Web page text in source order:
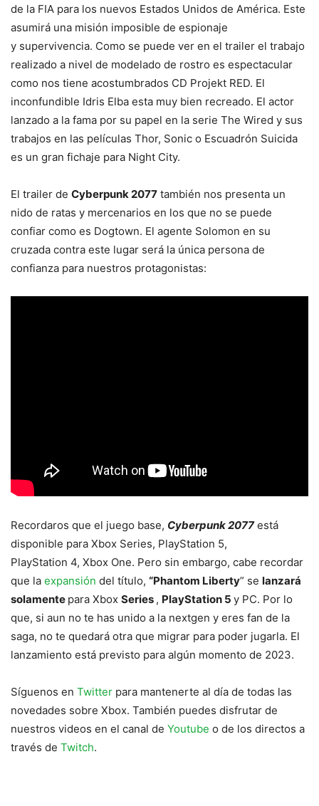
de la FIA para los nuevos Estados Unidos de América. Este
asumirá una misión imposible de espionaje
y supervivencia. Como se puede ver en el trailer el trabajo
realizado a nivel de modelado de rostro es espectacular
como nos tiene acostumbrados CD Projekt RED. El
inconfundible Idris Elba esta muy bien recreado. El actor
lanzado a la fama por su papel en la serie The Wired y sus
trabajos en las películas Thor, Sonic o Escuadrón Suicida
es un gran fichaje para Night City.
El trailer de Cyberpunk 2077 también nos presenta un
nido de ratas y mercenarios en los que no se puede
confiar como es Dogtown. El agente Solomon en su
cruzada contra este lugar será la única persona de
confianza para nuestros protagonistas:
Recordaros que el juego base, Cyberpunk 2077está
disponible para Xbox Series, PlayStation 5,
PlayStation 4, Xbox One. Pero sin embargo, cabe recordar
que la expansión del título, “Phantom Liberty” se lanzará
solamente para Xbox Series , PlayStation 5 y PC. Por lo
que, si aun no te has unido a la nextgen y eres fan de la
saga, no te quedará otra que migrar para poder jugarla. El
lanzamiento está previsto para algún momento de 2023.
Síguenos en Twitter para mantenerte al día de todas las
novedades sobre Xbox. También puedes disfrutar de
nuestros videos en el canal de Youtube o de los directos a
través de Twitch.